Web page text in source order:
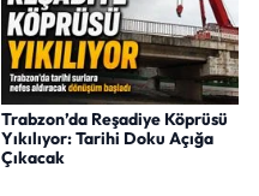
Trabzon’da Reşadiye Köprüsü
Yıkılıyor: Tarihi Doku Açığa
Çıkacak